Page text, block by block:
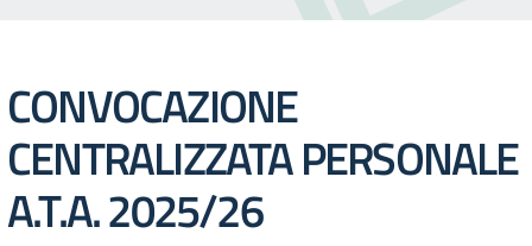
CONVOCAZIONE
CENTRALIZZATA PERSONALE
A.T.A. 2025/26